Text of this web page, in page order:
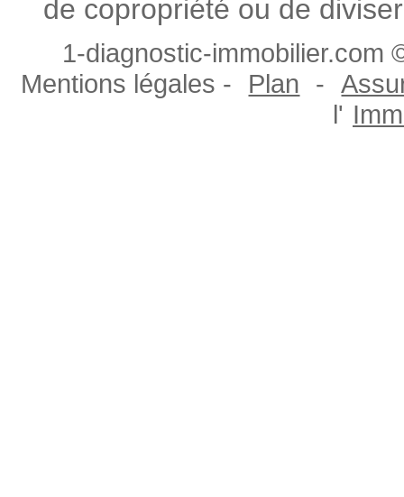
de copropriété ou de
1-diagnostic-immobilier.com
Mentions légales -
Plan -
l'